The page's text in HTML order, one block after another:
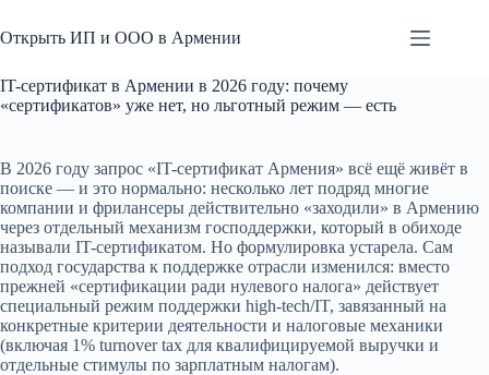
к
сути
Открыть ИП и ООО в Армении
IT-сертификат в Армении в 2026 году: почему
«сертификатов» уже нет, но льготный режим — есть
В 2026 году запрос «IT-сертификат Армения» всё ещё живёт в
поиске — и это нормально: несколько лет подряд многие
компании и фрилансеры действительно «заходили» в Армению
через отдельный механизм господдержки, который в обиходе
называли IT-сертификатом. Но формулировка устарела. Сам
подход государства к поддержке отрасли изменился: вместо
прежней «сертификации ради нулевого налога» действует
специальный режим поддержки high-tech/IT, завязанный на
конкретные критерии деятельности и налоговые механики
(включая 1% turnover tax для квалифицируемой выручки и
отдельные стимулы по зарплатным налогам).